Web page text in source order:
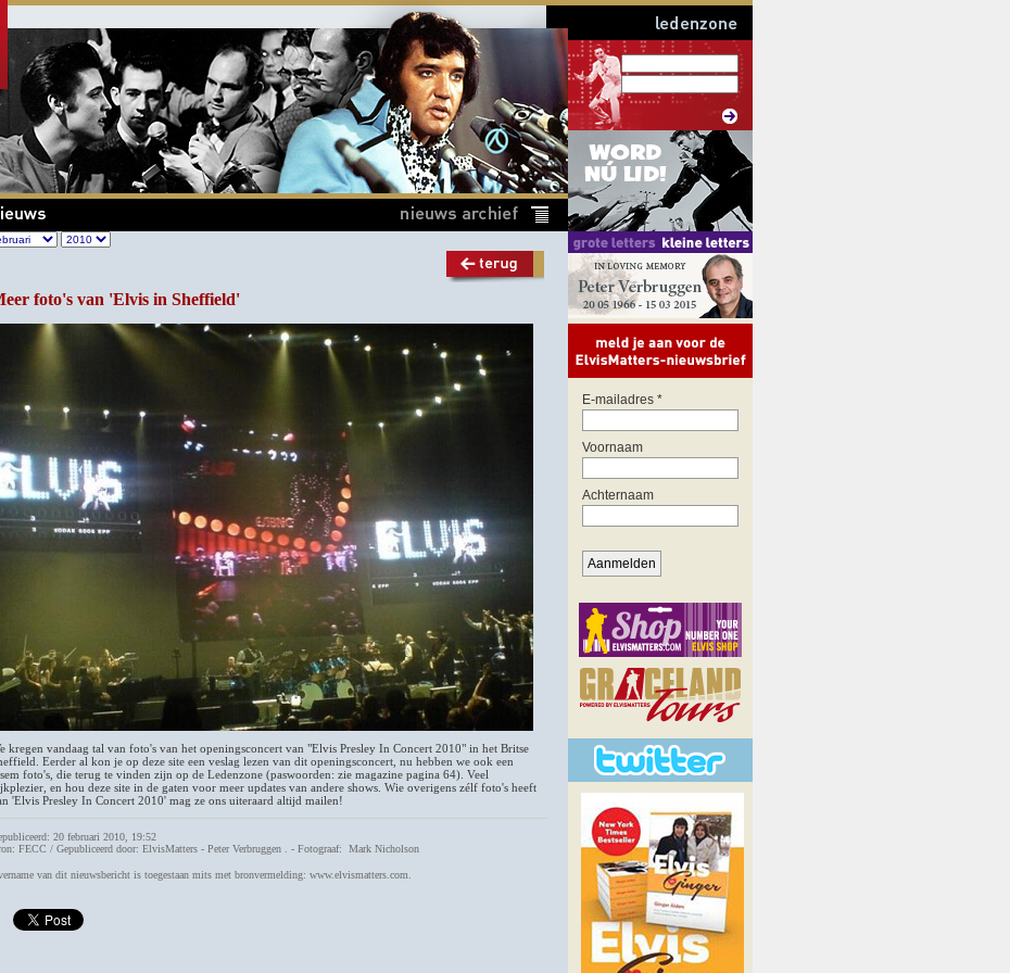
foto's van 'Elvis in Sheffield'
kregen vandaag tal van foto's van het openingsconcert van "Elvis Presley In Concert 2010" in het Britse
Eerder al kon je op deze site een veslag lezen van dit openingsconcert, nu hebben we ook een
foto's, die terug te vinden zijn op de Ledenzone (paswoorden: zie magazine pagina 64). Veel
en hou deze site in de gaten voor meer updates van andere shows. Wie overigens zélf foto's heeft
'Elvis Presley In Concert 2010' mag ze ons uiteraard altijd mailen!
20 februari 2010, 19:52
FECC / Gepubliceerd door: ElvisMatters - Peter Verbruggen . - Fotograaf: Mark Nicholson
van dit nieuwsbericht is toegestaan mits met bronvermelding: www.elvismatters.com.